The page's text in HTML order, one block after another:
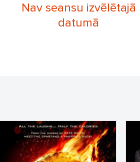
Nav seansu izvēlētajā
datumā